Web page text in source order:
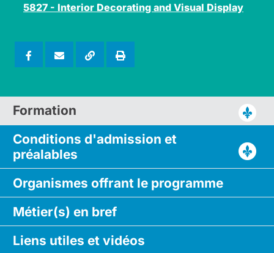
5827 - Interior Decorating and Visual Display
Formation
Conditions d'admission et
préalables
Organismes offrant leprogramme
Métier(s) en bref
Liens utiles et vidéos